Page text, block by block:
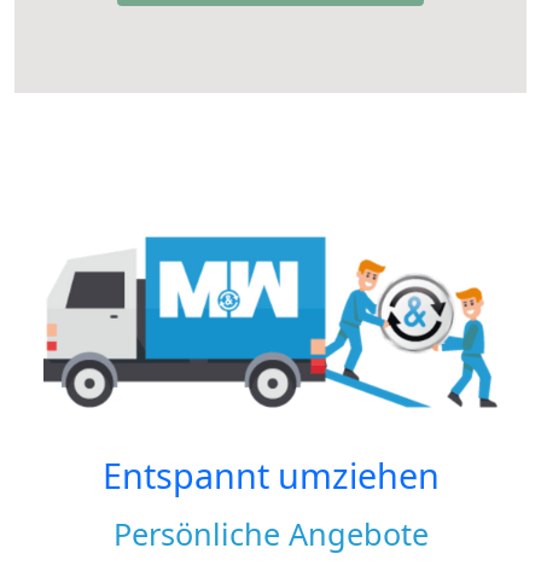
Entspannt umziehen
Persönliche Angebote